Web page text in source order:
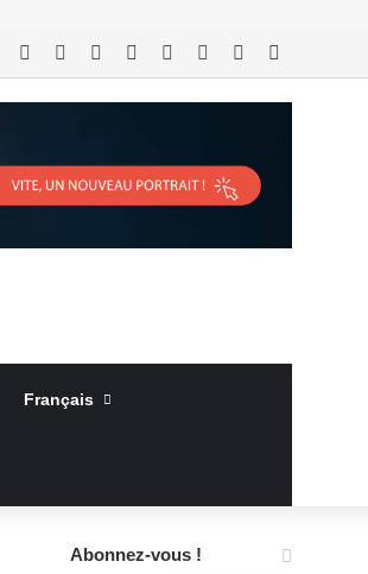
RSS Facebook LinkedinYouTubeConnexionArticle Aléatoire
Français
Abonnez-vous !